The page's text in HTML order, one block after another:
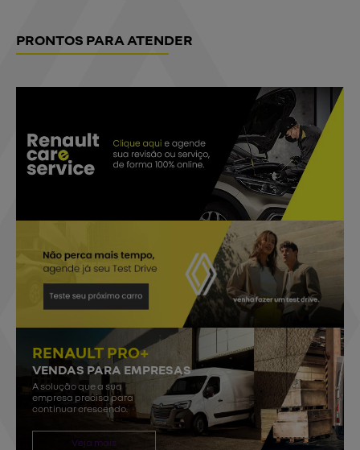
PRONTOS PARA ATENDER
RENAULT PRO+
VENDAS PARA EMPRESAS
A solução que a sua
empresa precisa para
continuar crescendo.
Veja mais